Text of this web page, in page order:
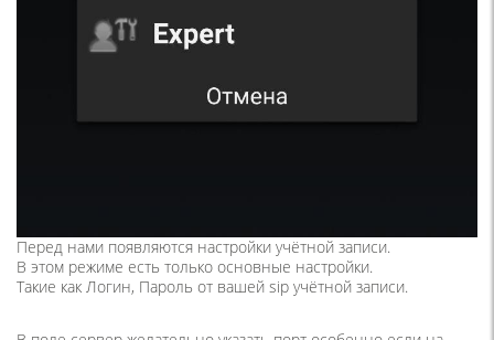
Перед нами появляются настройки учётной записи.
В этом режиме есть только основные настройки.
Такие как Логин, Пароль от вашей sip учётной записи.